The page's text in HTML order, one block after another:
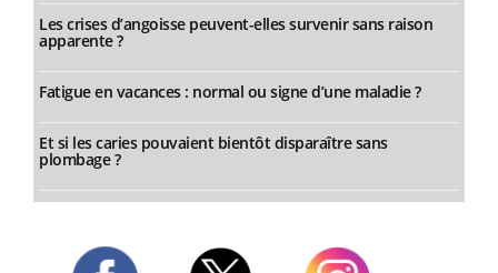
Les crises d’angoisse peuvent-elles survenir sans raison
apparente ?
Fatigue en vacances : normal ou signe d’une maladie ?
Et si les caries pouvaient bientôt disparaître sans
plombage ?